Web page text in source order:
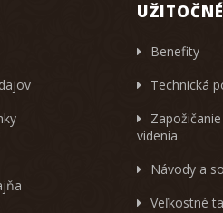
Benefity
Technická
videnia
Návody a
Veľkostné